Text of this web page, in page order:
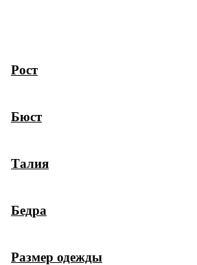
Рост
Бюст
Талия
Бедра
Размер одежды